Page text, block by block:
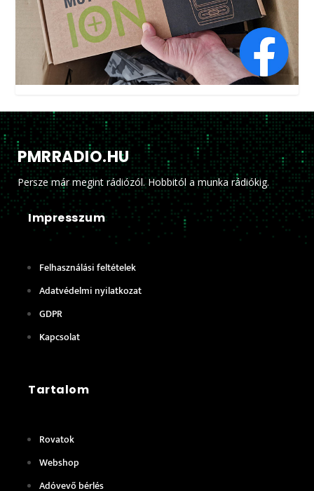
PMRRADIO.HU
Persze már megint rádiózól. Hobbitól a munka rádiókig.
Impresszum
Felhasználási feltételek
Adatvédelmi nyilatkozat
GDPR
Kapcsolat
Tartalom
Rovatok
Webshop
Adóvevő bérlés